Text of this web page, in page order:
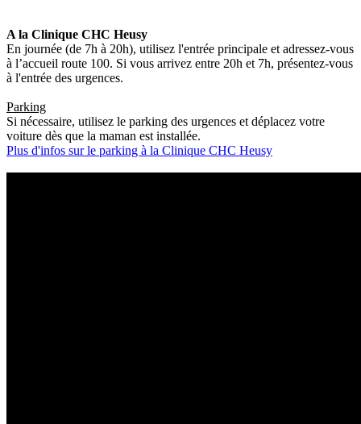
A la Clinique CHC Heusy
En journée (de 7h à 20h), utilisez l'entrée principale et adressez-vous
à l’accueil route 100. Si vous arrivez entre 20h et 7h, présentez-vous
à l'entrée des urgences.
Parking
Si nécessaire, utilisez le parking des urgences et déplacez votre
voiture dès que la maman est installée.
Plus d'infos sur le parking à la Clinique CHC Heusy